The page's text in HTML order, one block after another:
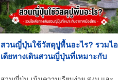
สวนญี่ปุ่นใช้วัสดุปูพื้นอะไร? รวมไอ
เดียทางเดินสวนญี่ปุ่นที่เหมาะกับ